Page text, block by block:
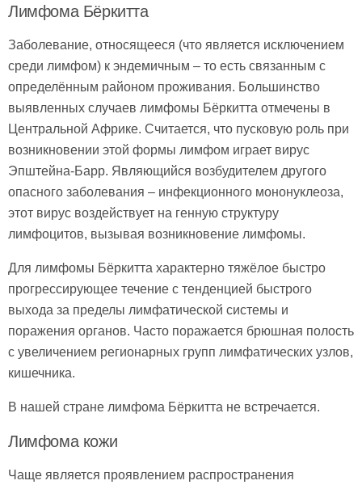
Лимфома Бёркитта
Заболевание, относящееся (что является исключением
среди лимфом) к эндемичным – то есть связанным с
определённым районом проживания. Большинство
выявленных случаев лимфомы Бёркитта отмечены в
Центральной Африке. Считается, что пусковую роль при
возникновении этой формы лимфом играет вирус
Эпштейна-Барр. Являющийся возбудителем другого
опасного заболевания – инфекционного мононуклеоза,
этот вирус воздействует на генную структуру
лимфоцитов, вызывая возникновение лимфомы.
Для лимфомы Бёркитта характерно тяжёлое быстро
прогрессирующее течение с тенденцией быстрого
выхода за пределы лимфатической системы и
поражения органов. Часто поражается брюшная полость
с увеличением регионарных групп лимфатических узлов,
кишечника.
В нашей стране лимфома Бёркитта не встречается.
Лимфома кожи
Чаще является проявлением распространения